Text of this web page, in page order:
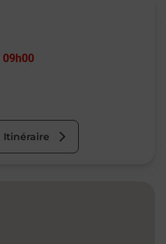
09h00
Itinéraire